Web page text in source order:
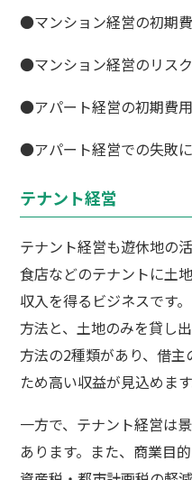
●マンション経営の初期
●マンション経営のリス
●アパート経営の初期費
●アパート経営での失敗
テナント経営
テナント経営も遊休地の
食店などのテナントに土
収入を得るビジネスです
方法と、土地のみを貸し
方法の2種類があり、借
ため高い収益が見込めます
一方で、テナント経営は
あります。また、商業目